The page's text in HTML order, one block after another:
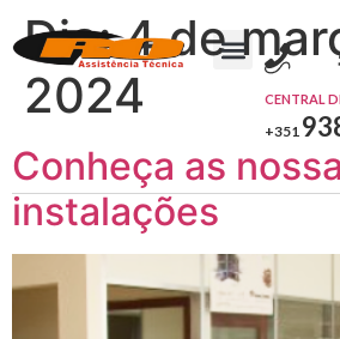
CENTRAL
+351
Dia:4 de
2024
Conheça as
instalações